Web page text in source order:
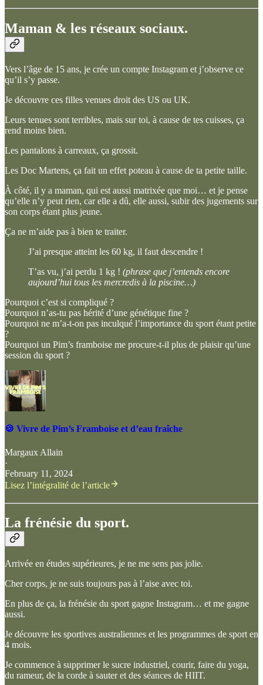
Maman & les réseaux sociaux.
Vers l’âge de 15 ans, je crée un compte Instagram et j’observe ce
qu’il s’y passe.
Je découvre ces filles venues droit des US ou UK.
Leurs tenues sont terribles, mais sur toi, à cause de tes cuisses, ça
rend moins bien.
Les pantalons à carreaux, ça grossit.
Les Doc Martens, ça fait un effet poteau à cause de ta petite taille.
À côté, il y a maman, qui est aussi matrixée que moi… et je pense
qu’elle n’y peut rien, car elle a dû, elle aussi, subir des jugements sur
son corps étant plus jeune.
Ça ne m’aide pas à bien te traiter.
J’ai presque atteint les 60 kg, il faut descendre !
T’as vu, j’ai perdu 1 kg ! (phrase que j’entends encore
aujourd’hui tous les mercredis à la piscine…)
Pourquoi c’est si compliqué ?
Pourquoi n’as-tu pas hérité d’une génétique fine ?
Pourquoi ne m’a-t-on pas inculqué l’importance du sport étant petite
?
Pourquoi un Pim’s framboise me procure-t-il plus de plaisir qu’une
session du sport ?
🍪 Vivre de Pim’s Framboise et d’eau fraîche
Margaux Allain
·
February 11, 2024
Lisez l’intégralité de l’article
La frénésie du sport.
Arrivée en études supérieures, je ne me sens pas jolie.
Cher corps, je ne suis toujours pas à l’aise avec toi.
En plus de ça, la frénésie du sport gagne Instagram… et me gagne
aussi.
Je découvre les sportives australiennes et les programmes de sport en
4 mois.
Je commence à supprimer le sucre industriel, courir, faire du yoga,
du rameur, de la corde à sauter et des séances de HIIT.